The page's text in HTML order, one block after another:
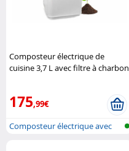
Composteur électrique de
cuisine 3,7 L avec filtre à charbon
175,99€
Composteur électrique avec